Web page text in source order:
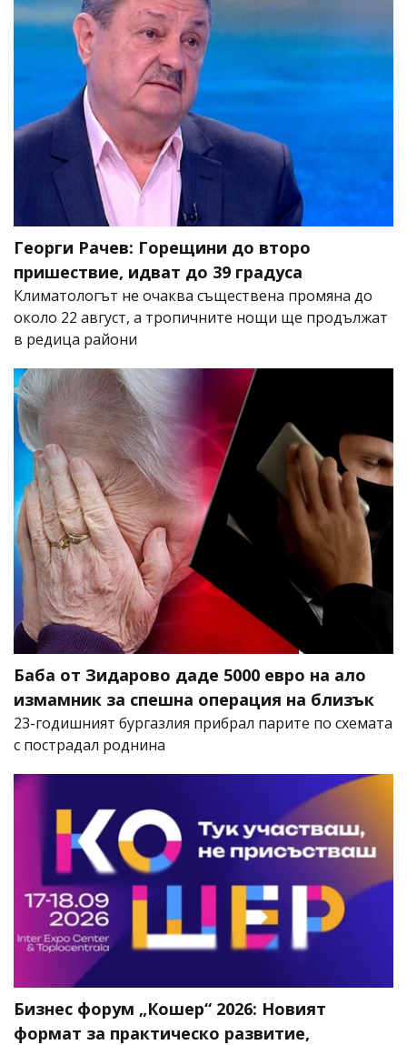
Георги Рачев: Горещини до второ
пришествие, идват до 39 градуса
Климатологът не очаква съществена промяна до
около 22 август, а тропичните нощи ще продължат
в редица райони
Баба от Зидарово даде 5000 евро на ало
измамник за спешна операция на близък
23-годишният бургазлия прибрал парите по схемата
с пострадал роднина
Бизнес форум „Кошер“ 2026: Новият
формат за практическо развитие,